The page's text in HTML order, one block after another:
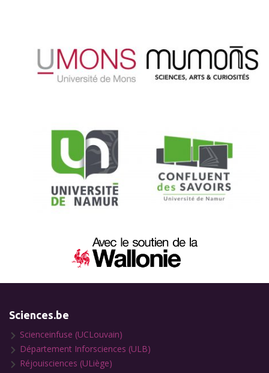
Sciences.be
Scienceinfuse (UCLouvain)
Département Inforsciences (ULB)
Réjouisciences (ULiège)